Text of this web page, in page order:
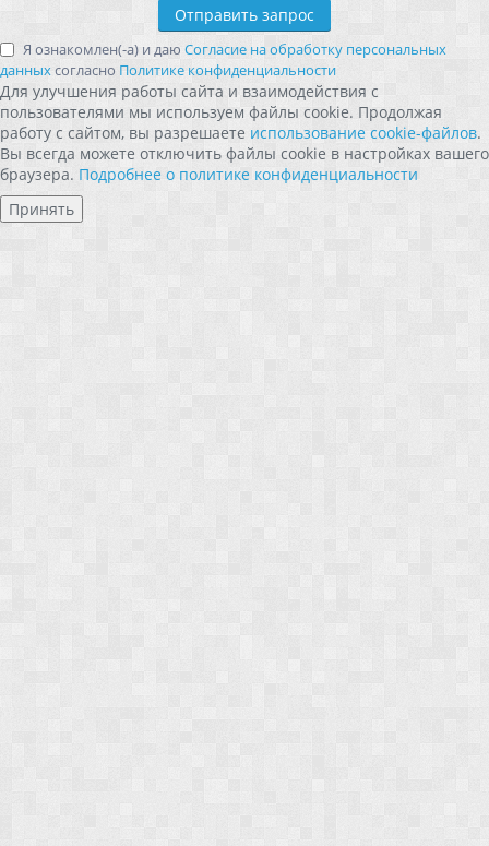
Я ознакомлен(-а) и даю Согласие на обработку персональных
данныхсогласно Политике конфиденциальности
Для улучшения работы сайта и взаимодействия с
пользователями мы используем файлы cookie. Продолжая
работу с сайтом, вы разрешаете использование cookie-файлов.
Вы всегда можете отключить файлы cookie в настройках вашего
браузера. Подробнее о политике конфиденциальности
Принять